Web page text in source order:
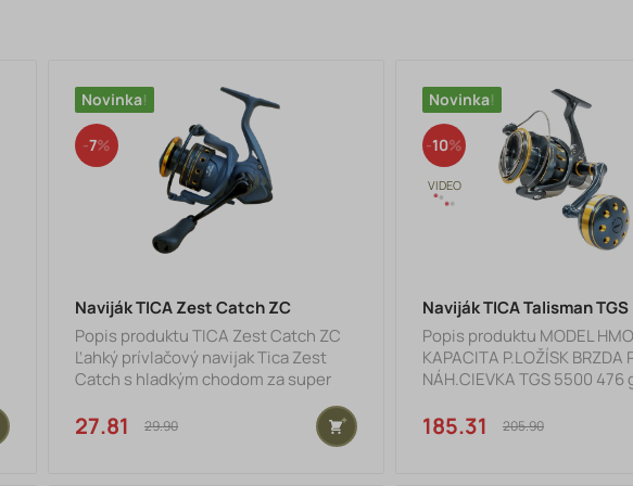
Novinka
7
Naviják TICA Zest Catch ZC
Popis produktu TICA Zest Catch ZC
Ľahký prívlačový navijak Tica Zest
Catch s hladkým chodom za super
REVERSE - Okamžitá poistka proti
27.81 €29.90 €
Novinka
10
Naviják TICA Talisman TGS
Popis produktu MODEL
KAPACITA P.LOŽÍSK BRZDA
NÁH.CIEVKA TGS 5500 476
/ 235 m 14 15 Kg 5.2 : 1 NIE
693 g 0,45 mm / 280 m 14 30
NIE Tica Talisman TGS je
185.31 €205.90 €